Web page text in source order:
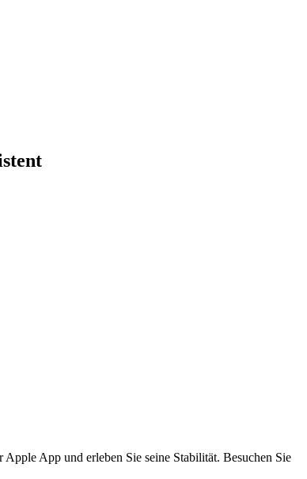
App und erleben Sie seine Stabilität. Besuchen Sie